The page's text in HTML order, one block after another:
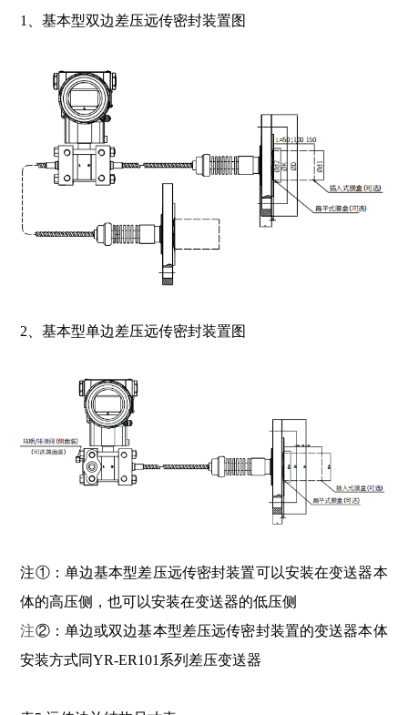
1、基本型双边差压远传密封装置图
2、基本型单边差压远传密封装置图
注①：单边基本型差压远传密封装置可以安装在变送器本
体的高压侧，也可以安装在变送器的低压侧
注②：单边或双边基本型差压远传密封装置的变送器本体
安装方式同YR-ER101系列差压变送器